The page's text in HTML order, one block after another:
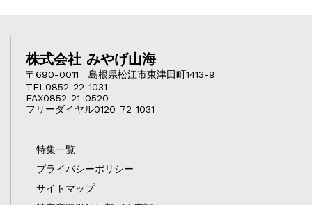
株式会社 みやげ山海
〒690-0011 島根県松江市東津田町1413-9
TEL0852-22-1031
FAX0852-21-0520
フリーダイヤル0120-72-1031
特集一覧
プライバシーポリシー
サイトマップ